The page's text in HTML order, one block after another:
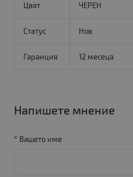
Цвят ЧЕРЕН
Статус Нов
Гаранция 12 месеца
Напишете мнение
Вашето име